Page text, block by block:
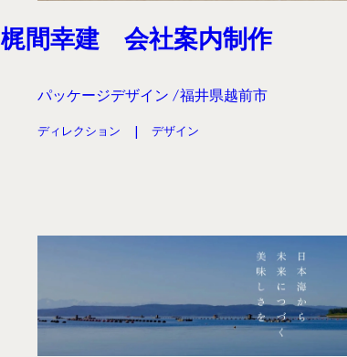
梶間幸建 会社案内制作
パッケージデザイン 福井県越前市
ディレクション デザイン